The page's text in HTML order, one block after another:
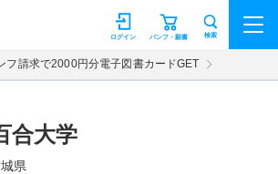
ジョン パンフ・願書
ログイン 検索
フ請求で2000円分電子図書カードGET
合大学
県